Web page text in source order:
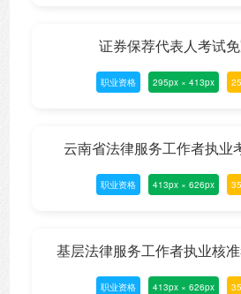
证券保荐代表人考试
职业资格 295px × 413px
云南省法律服务工作者执业
职业资格 413px × 626px
基层法律服务工作者执业核
职业资格 413px × 626px